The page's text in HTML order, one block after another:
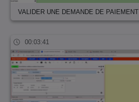
VALIDER UNE DEMANDE DE PAIEMENT
00:03:41